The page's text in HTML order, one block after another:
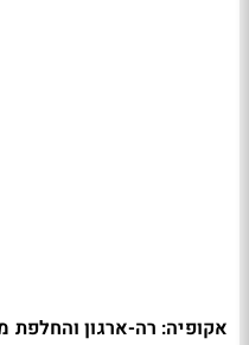
אקופיה: רה-ארגון והחלפת